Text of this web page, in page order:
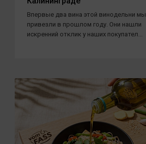
Впервые два вина этой винодельни мы
привезли в прошлом году. Они нашли
искренний отклик у наших покупател...